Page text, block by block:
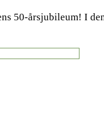
50-årsjubileum! I